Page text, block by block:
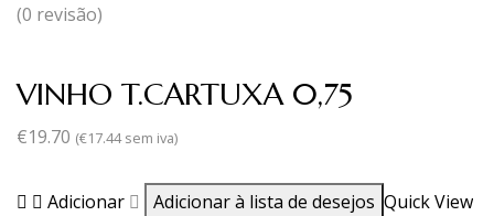
(0 revisão)
VINHO T.CARTUXA 0,75
€19.70 (€17.44sem iva)
Adicionar Adicionar à lista de desejos Quick View